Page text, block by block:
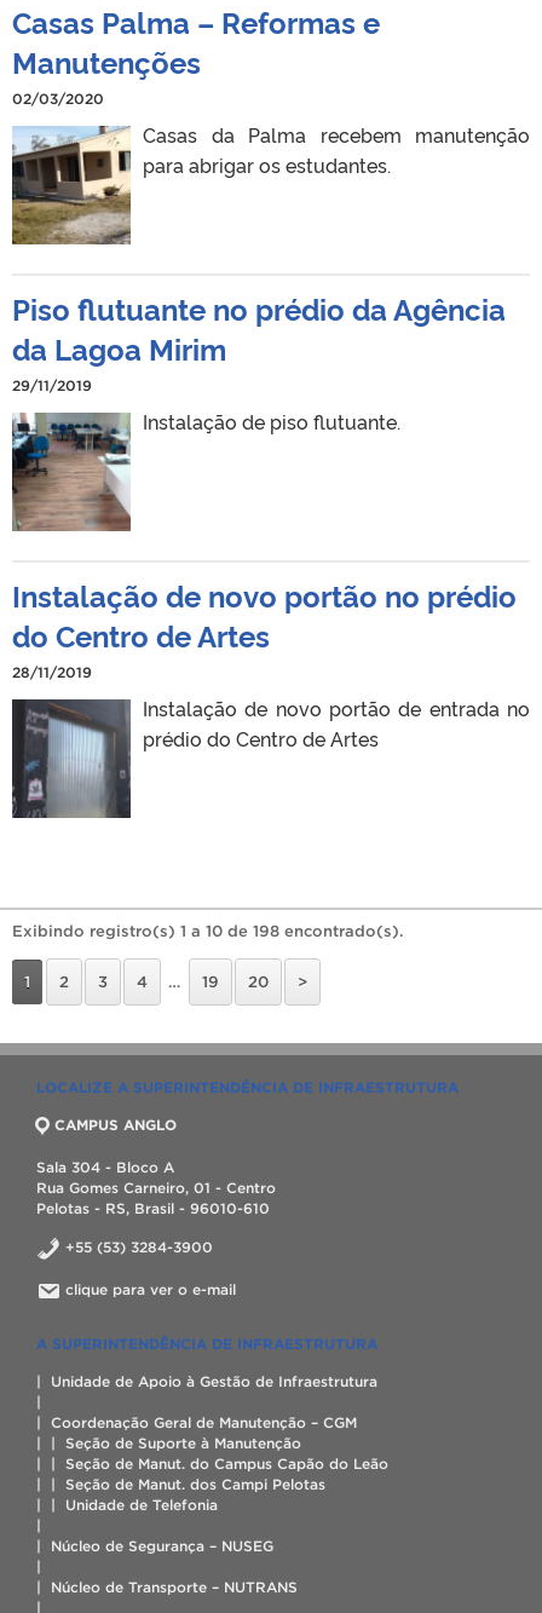
Casas Palma – Reformas e
Manutenções
02/03/2020
Casas da Palma recebem manutenção
para abrigar os estudantes.
Piso flutuante no prédio da Agência
da Lagoa Mirim
29/11/2019
Instalação de piso flutuante.
Instalação de novo portão no prédio
do Centro de Artes
28/11/2019
Instalação de novo portão de entrada no
prédio do Centro de Artes
Exibindo registro(s) 1 a 10 de 198 encontrado(s).
1 2 3 4 … 19 20 >
LOCALIZE A SUPERINTENDÊNCIA DE INFRAESTRUTURA
CAMPUS ANGLO
Sala 304 - Bloco A
Rua Gomes Carneiro, 01 - Centro
Pelotas - RS, Brasil - 96010-610
+55 (53) 3284-3900
clique para ver o e-mail
A SUPERINTENDÊNCIA DE INFRAESTRUTURA
| Unidade de Apoio à Gestão de Infraestrutura
|
| Coordenação Geral de Manutenção – CGM
| | Seção de Suporte à Manutenção
| | Seção de Manut. do Campus Capão do Leão
| | Seção de Manut. dos Campi Pelotas
| | Unidade de Telefonia
|
| Núcleo de Segurança – NUSEG
|
| Núcleo de Transporte – NUTRANS
|